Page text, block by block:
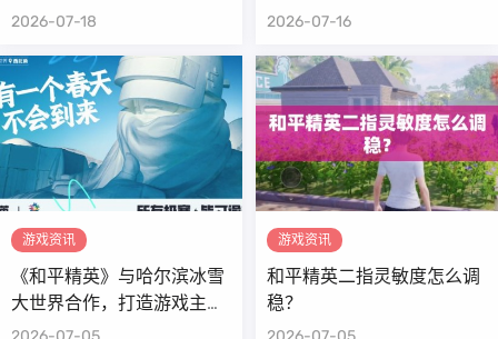
2026-07-18 2026-07-16
游戏资讯
《和平精英》与哈尔滨冰雪
大世界合作，打造游戏主题
冰雪体验
游戏资讯
和平精英二指灵敏度怎么调
稳？